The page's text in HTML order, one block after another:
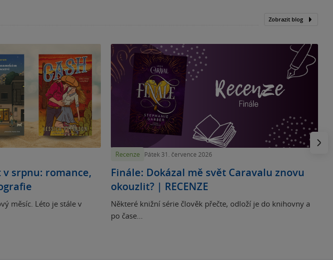
Zobrazit blog
srpnu: romance,
měsíc. Léto je stále v
Recenze Pátek 31. července 2026
Finále: Dokázal mě svět Caravalu znovu
okouzlit? | RECENZE
Některé knižní série člověk přečte, odloží je do knihovny a
po čase...